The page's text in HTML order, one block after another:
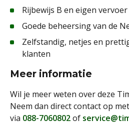
Rijbewijs B en eigen vervoer
Goede beheersing van de
Zelfstandig, netjes en
klanten
Meer informatie
Wil je meer weten over deze
Neem dan direct contact op
via 088-7060802of